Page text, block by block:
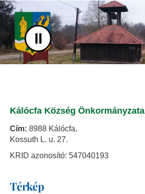
II
Kálócfa Község Önkormányzata
Cím: 8988 Kálócfa,
Kossuth L. u. 27.
KRID azonosító: 547040193
Térkép